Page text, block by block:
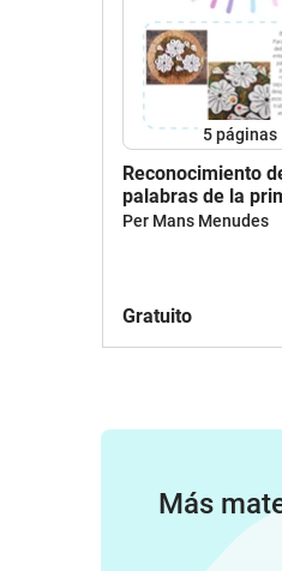
5páginas
Reconocimiento
palabras de la
Per Mans Menudes
Gratuito
Más